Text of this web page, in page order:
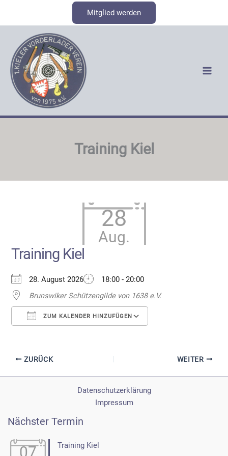
Mitglied werden
Training Kiel
28
Aug.
Training Kiel
28. August 2026
18:00 - 20:00
Brunswiker Schützengilde von 1638 e.V.
ZUM KALENDER HINZUFÜGEN
ZURÜCK WEITER
Datenschutzerklärung
Impressum
Nächster Termin
07 Training Kiel